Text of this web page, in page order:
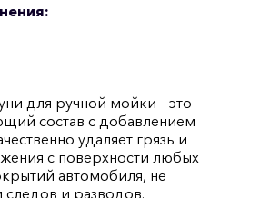
для ручной мойки – это
состав с добавлением
удаляет грязь и
с поверхности любых
автомобиля, не
следов и разводов.